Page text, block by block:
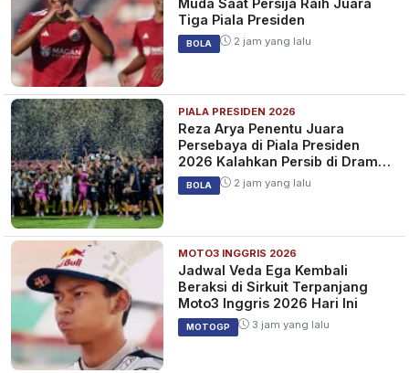
Tiga Piala Presiden
BOLA 2 jam yang lalu
PIALA PRESIDEN 2026
Reza Arya Penentu Juara
Persebaya di Piala Presiden
2026 Kalahkan Persib di Drama
Adu Penalti
BOLA 2 jam yang lalu
MOTO3 INGGRIS 2026
Jadwal Veda Ega Kembali
Beraksi di Sirkuit Terpanjang
Moto3 Inggris 2026 Hari Ini
MOTOGP 3 jam yang lalu